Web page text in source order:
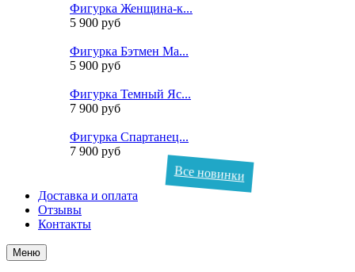
Фигурка Женщина-к...
5 900 руб
Фигурка Бэтмен Ма...
5 900 руб
Фигурка Темный Яс...
7 900 руб
Фигурка Спартанец...
7 900 руб
Все новинки
Доставка и оплата
Отзывы
Контакты
Меню